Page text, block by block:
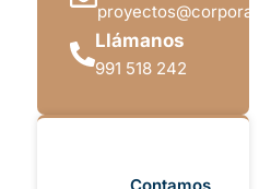
Llámanos
991 518 242